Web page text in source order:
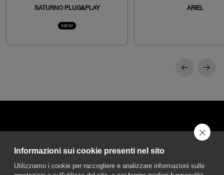
SATURNO PLUG&PLAY
NEW
ARIEL
50013 Campi Bisenzio Firenze - Italy
Informazioni sui cookie presenti nel sito
Utilizziamo i cookie per raccogliere e analizzare informazioni sulle